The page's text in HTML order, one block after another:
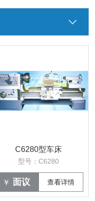
C6280型车床
型号：C6280
￥ 面议 查看详情